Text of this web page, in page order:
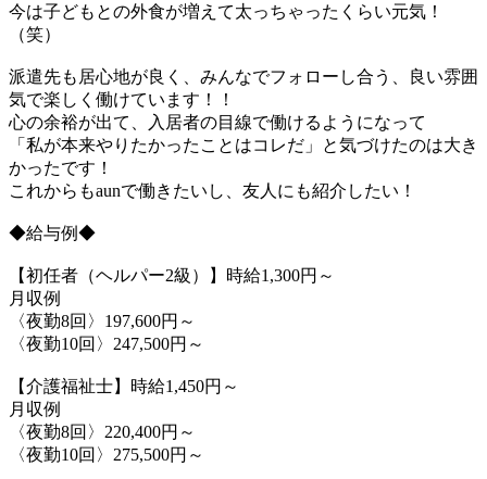
今は子どもとの外食が増えて太っちゃったくらい元気！
（笑）
派遣先も居心地が良く、みんなでフォローし合う、良い雰囲
気で楽しく働けています！！
心の余裕が出て、入居者の目線で働けるようになって
「私が本来やりたかったことはコレだ」と気づけたのは大き
かったです！
これからもaunで働きたいし、友人にも紹介したい！
◆給与例◆
【初任者（ヘルパー2級）】時給1,300円～
月収例
〈夜勤8回〉197,600円～
〈夜勤10回〉247,500円～
【介護福祉士】時給1,450円～
月収例
〈夜勤8回〉220,400円～
〈夜勤10回〉275,500円～